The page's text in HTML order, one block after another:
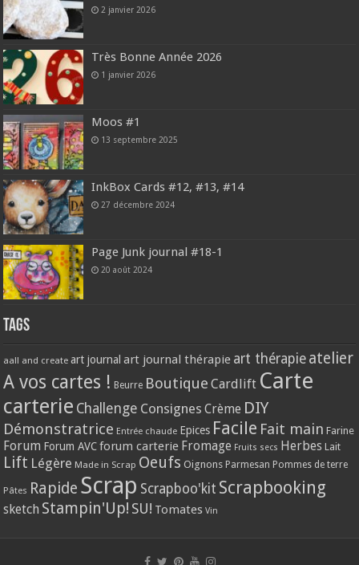
2 janvier 2026
Très Bonne Année 2026
1 janvier 2026
Moos #1
13 septembre 2025
InkBox Cards #12, #13, #14
27 décembre 2024
Page Junk journal #18-1
20 août 2024
Tags
aall and create art journal art journal thérapie art thérapie atelier
A vos cartes ! Beurre Boutique Cardlift Carte
carterie Challenge Consignes Crème DIY
Démonstratrice Entrée chaude Epices Facile Fait main Farine
Forum Forum AVC forum carterie Fromage Fruits secs Herbes Lait
Lift Légère Made in Scrap Oeufs Oignons Parmesan Pommes de terre
Pâtes Rapide Scrap Scrapboo'kit Scrapbooking
sketch Stampin'Up! SU! Tomates Vin